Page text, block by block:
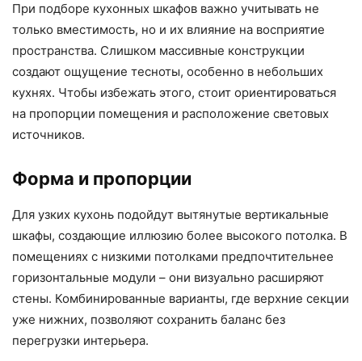
При подборе кухонных шкафов важно учитывать не
только вместимость, но и их влияние на восприятие
пространства. Слишком массивные конструкции
создают ощущение тесноты, особенно в небольших
кухнях. Чтобы избежать этого, стоит ориентироваться
на пропорции помещения и расположение световых
источников.
Форма и пропорции
Для узких кухонь подойдут вытянутые вертикальные
шкафы, создающие иллюзию более высокого потолка. В
помещениях с низкими потолками предпочтительнее
горизонтальные модули – они визуально расширяют
стены. Комбинированные варианты, где верхние секции
уже нижних, позволяют сохранить баланс без
перегрузки интерьера.